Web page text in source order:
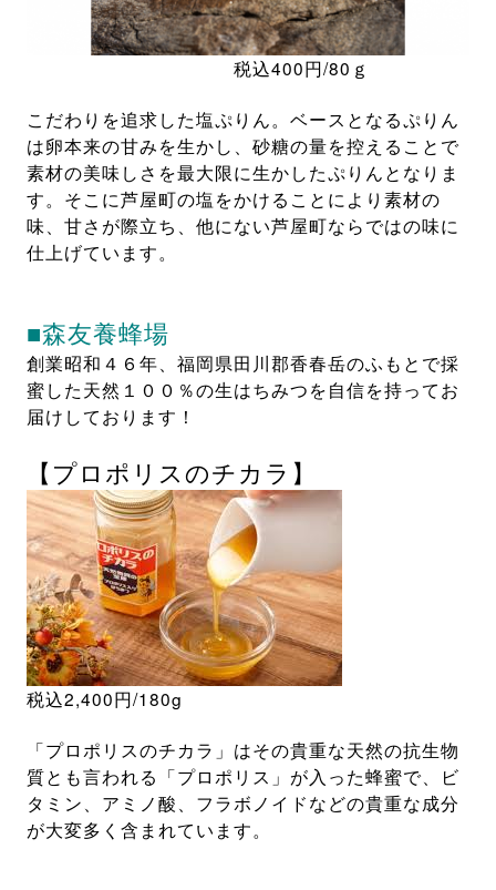
税込400円/80ｇ
こだわりを追求した塩ぷりん。ベースとなるぷりん
は卵本来の甘みを生かし、砂糖の量を控えることで
素材の美味しさを最大限に生かしたぷりんとなりま
す。そこに芦屋町の塩をかけることにより素材の
味、甘さが際立ち、他にない芦屋町ならではの味に
仕上げています。
■森友養蜂場
創業昭和４６年、福岡県田川郡香春岳のふもとで採
蜜した天然１００％の生はちみつを自信を持ってお
届けしております！
【プロポリスのチカラ】
税込2,400円/180g
「プロポリスのチカラ」はその貴重な天然の抗生物
質とも言われる「プロポリス」が入った蜂蜜で、ビ
タミン、アミノ酸、フラボノイドなどの貴重な成分
が大変多く含まれています。